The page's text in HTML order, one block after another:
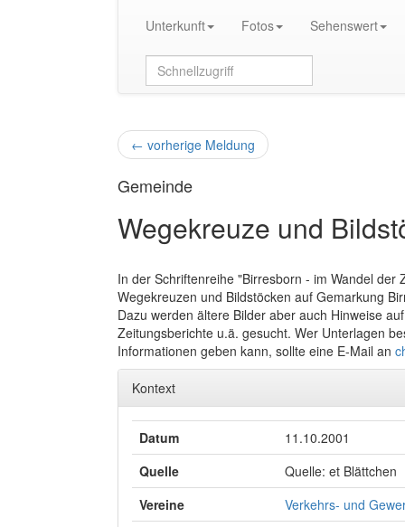
Unterkunft Fotos Sehenswert
← vorherige Meldung
Gemeinde
Wegekreuze und
In der Schriftenreihe "Birresborn - im Wandel
Wegekreuzen und Bildstöcken auf Gemarkung
Dazu werden ältere Bilder aber auch Hinweise
Zeitungsberichte u.ä. gesucht. Wer Unterlagen
Informationen geben kann, sollte eine E-Mail an
Kontext
Datum
11.10.2001
Quelle
Quelle: et Blättchen
Vereine
Verkehrs- und